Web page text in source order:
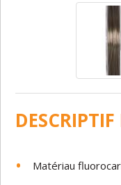
Matériau